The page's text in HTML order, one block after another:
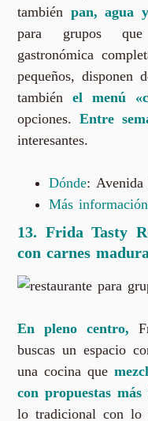
también pan, agua
para grupos
gastronómica
pequeños, disponen
también el menú
opciones. Entre
interesantes.
Dónde: Avenida
Más información
13. Frida Tasty
con carnes
En pleno centro,
buscas un espacio
una cocina que
con propuestas
lo tradicional con lo